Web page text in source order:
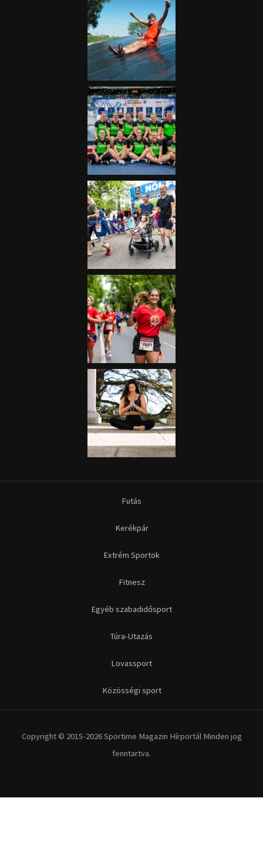
Futás
Kerékpár
Extrém Sportok
Fitnesz
Egyéb szabadidősport
Túra-Utazás
Lovassport
Közösségi sport
Copyright © 2015-2026 Sportime Magazin Hírportál Minden jog
fenntartva.